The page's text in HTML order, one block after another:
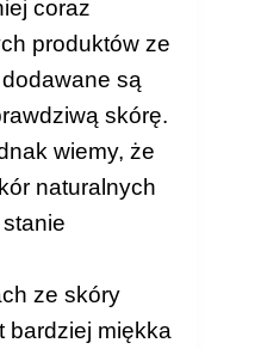
coraz
produktów ze
są
skórę.
wiemy, że
naturalnych
ze skóry
bardziej miękka